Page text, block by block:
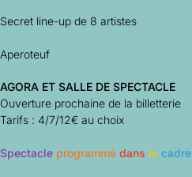
Secret line-up de 8 artistes
Aperoteuf
AGORA ET SALLE DE SPECTACLE
Ouverture prochaine de la billetterie
Tarifs : 4/7/12€ au choix
Spectacle programmé dans le cadre